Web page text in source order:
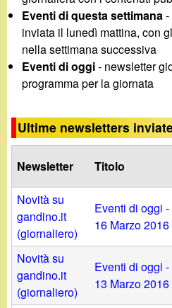
o
i
a
Eventi di questa settimana-
inviata il lunedì mattina, con
nella settimana successiva
Eventi di oggi- newsletter
programma per la giornata
Ultime newsletters
Newsletter Titolo
Novità su
gandino.it
(giornaliero)
Eventi di oggi -
16 Marzo 2016
Novità su
gandino.it
(giornaliero)
Eventi di oggi -
13 Marzo 2016